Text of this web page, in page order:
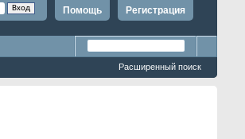
Регистрация
Помощь
Расширенный поиск